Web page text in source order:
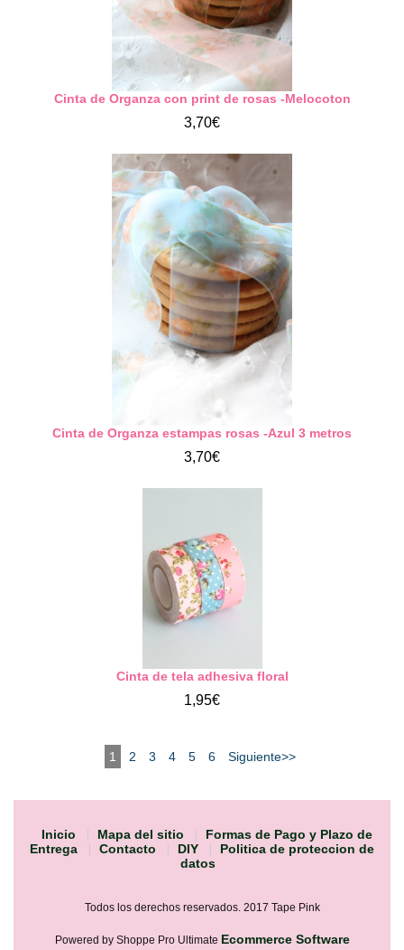
Cinta de Organza con print de rosas -Melocoton
3,70€
Cinta de Organza estampas rosas -Azul 3 metros
3,70€
Cinta de tela adhesiva floral
1,95€
1 2 3 4 5 6 Siguiente>>
Inicio Mapa del sitio
Formas de Pago y Plazo de
Entrega
Contacto DIY
Politica de proteccion de
datos
Todos los derechos reservados. 2017 Tape Pink
Powered by Shoppe Pro Ultimate Ecommerce Software